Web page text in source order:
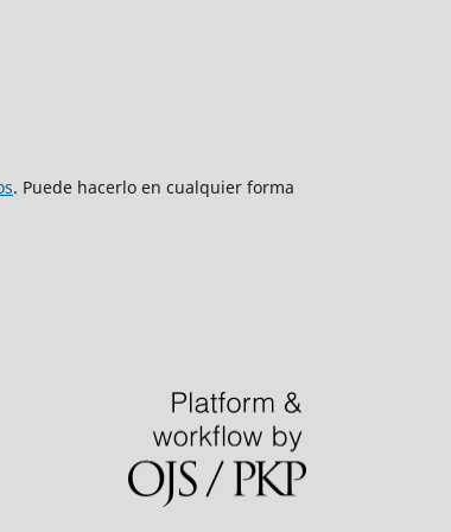
. Puede hacerlo en cualquier forma